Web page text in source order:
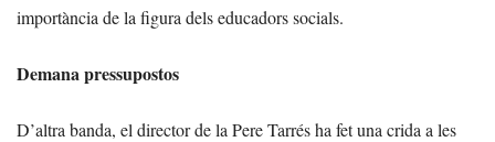
importància de la figura dels educadors socials.
Demana pressupostos
D’altra banda, el director de la Pere Tarrés ha fet una crida a les